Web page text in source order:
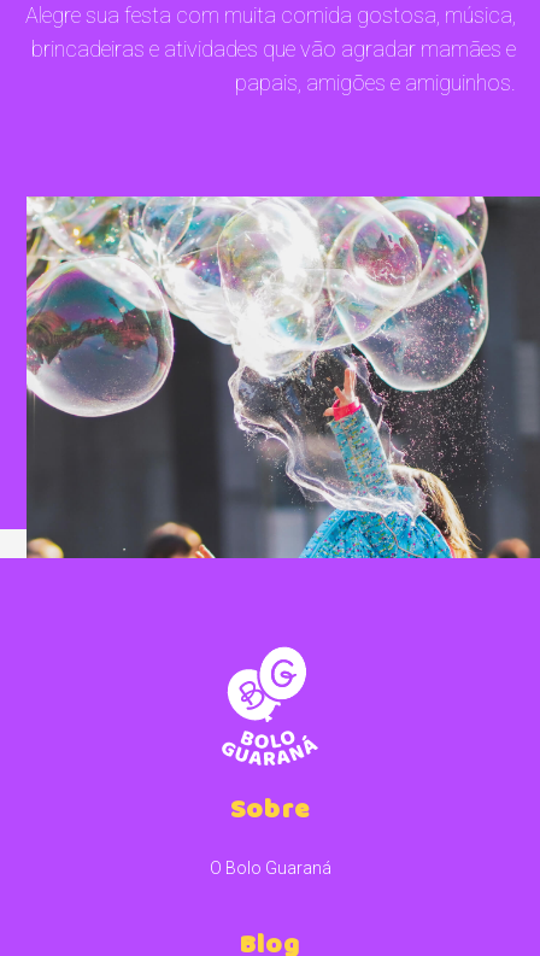
Alegre sua festa com muita comida gostosa, música,
brincadeiras e atividades que vão agradar mamães e
papais, amigões e amiguinhos.
Sobre
O Bolo Guaraná
Blog